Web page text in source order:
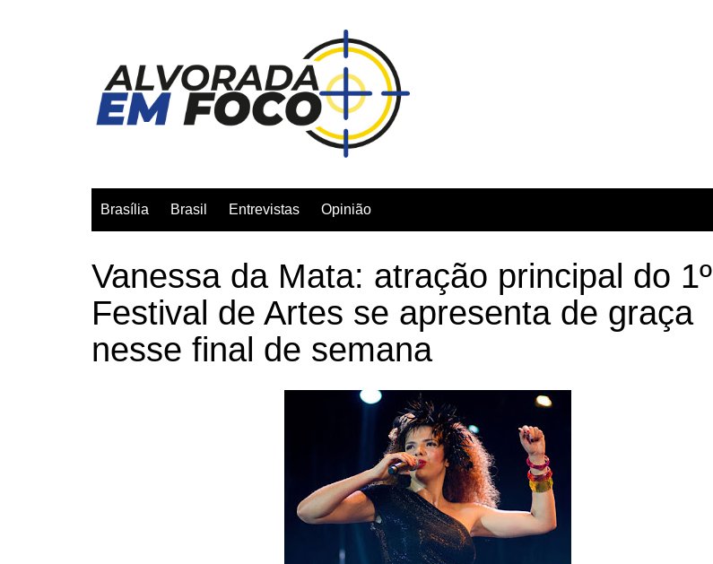
Brasília Brasil Entrevistas Opinião
Vanessa da Mata: atração principal do 1º
Festival de Artes se apresenta de graça
nesse final de semana